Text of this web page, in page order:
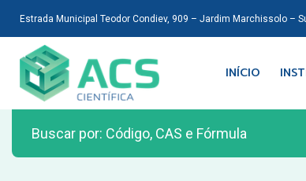
Estrada Municipal Teodor Condiev, 909 – Jardim Marchissolo –
INÍCIO